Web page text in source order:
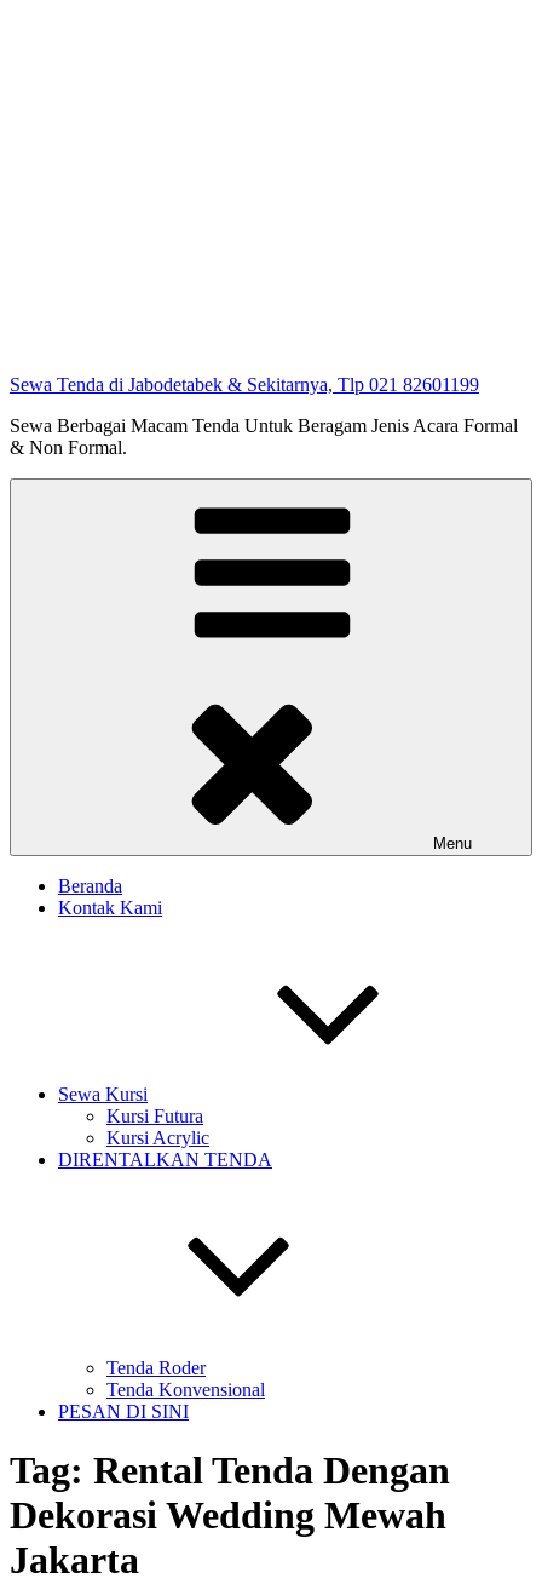
Sewa Tenda di Jabodetabek & Sekitarnya, Tlp 021 82601199
Sewa Berbagai Macam Tenda Untuk Beragam Jenis Acara Formal
& Non Formal.
Menu
Beranda
Kontak Kami
Sewa Kursi
Kursi Futura
Kursi Acrylic
DIRENTALKAN TENDA
Tenda Roder
Tenda Konvensional
PESAN DI SINI
Tag: Rental Tenda Dengan
Dekorasi Wedding Mewah
Jakarta